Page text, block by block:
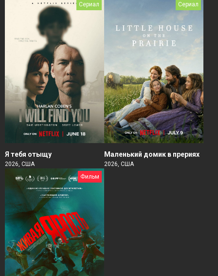
Сериал
Я тебя отыщу
2026, США
Сериал
Маленький домик в прериях
2026, США
Фильм